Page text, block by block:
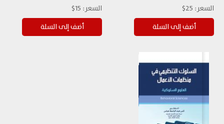
السعر: 25$ السعر: 15$